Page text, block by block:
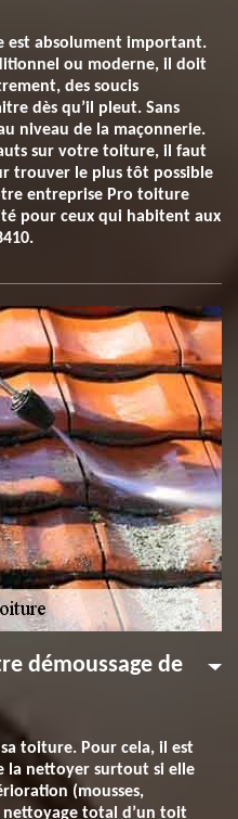
est absolument important.
ou moderne, il doit
des soucis
dès qu’il pleut. Sans
niveau de la maçonnerie.
sur votre toiture, il faut
trouver le plus tôt possible
entreprise Pro toiture
pour ceux qui habitent aux
démoussage de
toiture. Pour cela, il est
la nettoyer surtout si elle
(mousses,
nettoyage total d’un toit